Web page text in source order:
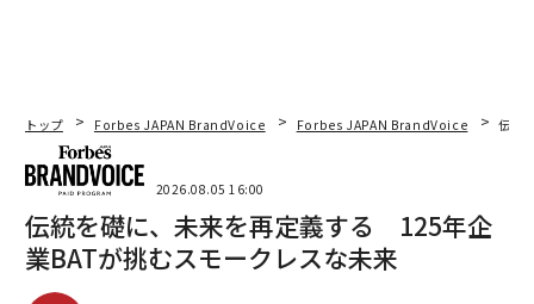
トップ Forbes JAPAN BrandVoice Forbes JAPAN BrandVoice 伝統
2026.08.05 16:00
伝統を礎に、未来を再定義する 125年企
業BATが挑むスモークレスな未来